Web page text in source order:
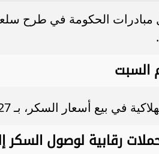
مبادرات الحكومة في طرح
السبت
في بيع أسعار السكر، بـ 27 جنيها.